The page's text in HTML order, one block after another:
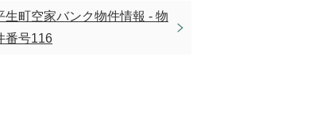
生町空家バンク物件情報 - 物
番号116